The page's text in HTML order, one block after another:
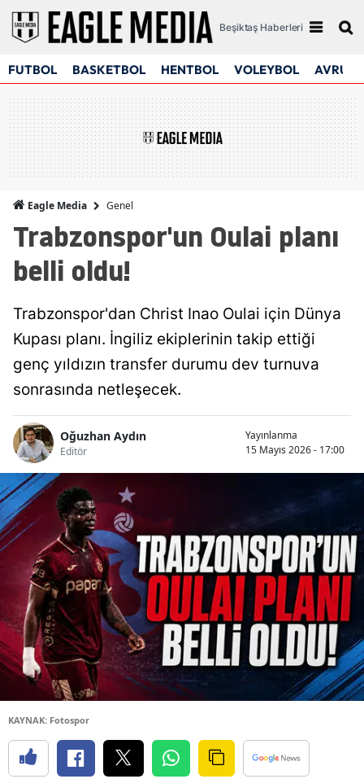
Beşiktaş Haberleri
FUTBOL BASKETBOL HENTBOL VOLEYBOL
Eagle Media Genel
Trabzonspor'un Oulai planı
belli oldu!
Trabzonspor'dan Christ Inao Oulai için Dünya
Kupası planı. İngiliz ekiplerinin takip ettiği
genç yıldızın transfer durumu dev turnuva
sonrasında netleşecek.
Oğuzhan Aydın
Editör
Yayınlanma
15 Mayıs 2026 - 17:00
KAYNAK: Fotospor